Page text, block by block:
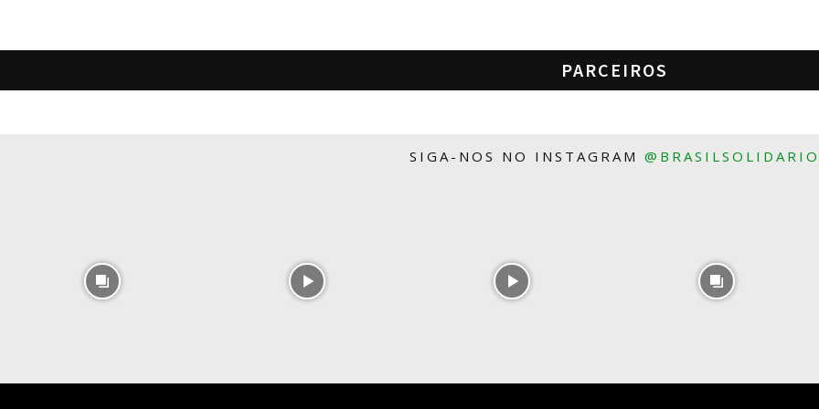
PARCEIROS
SIGA-NOS NO INSTAGRAM @BRASILSOLIDARIO